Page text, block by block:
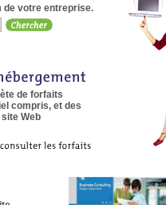
de votre entreprise.
de forfaits
compris, et des
Web